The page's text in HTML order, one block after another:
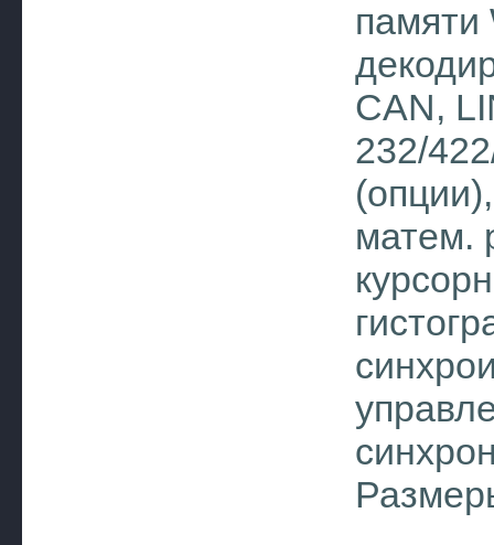
памяти
CAN,
232/
матем.